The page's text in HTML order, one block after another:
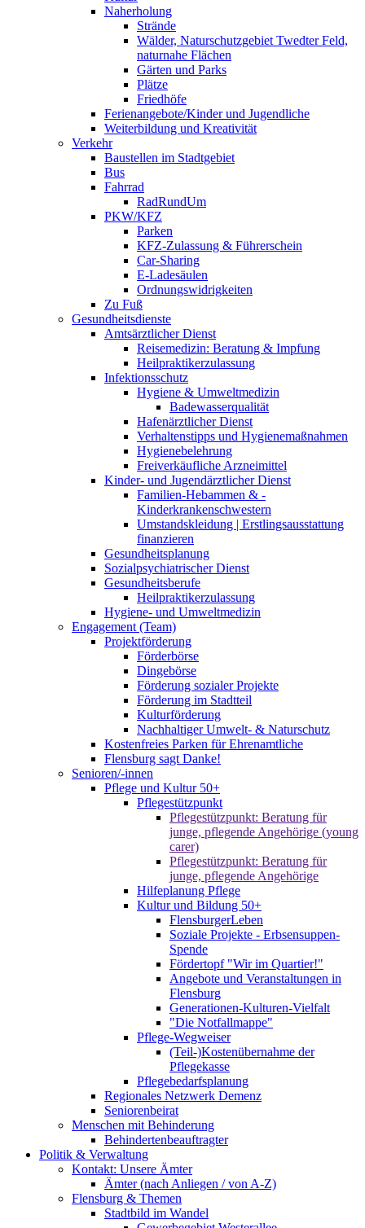
Naherholung
Strände
Wälder, Naturschutzgebiet Twedter Feld,
naturnahe Flächen
Gärten und Parks
Plätze
Friedhöfe
Ferienangebote/Kinder und Jugendliche
Weiterbildung und Kreativität
Verkehr
Baustellen im Stadtgebiet
Bus
Fahrrad
RadRundUm
PKW/KFZ
Parken
KFZ-Zulassung & Führerschein
Car-Sharing
E-Ladesäulen
Ordnungswidrigkeiten
Zu Fuß
Gesundheitsdienste
Amtsärztlicher Dienst
Reisemedizin: Beratung & Impfung
Heilpraktikerzulassung
Infektionsschutz
Hygiene & Umweltmedizin
Badewasserqualität
Hafenärztlicher Dienst
Verhaltenstipps und Hygienemaßnahmen
Hygienebelehrung
Freiverkäufliche Arzneimittel
Kinder- und Jugendärztlicher Dienst
Familien-Hebammen & -
Kinderkrankenschwestern
Umstandskleidung | Erstlingsausstattung
finanzieren
Gesundheitsplanung
Sozialpsychiatrischer Dienst
Gesundheitsberufe
Heilpraktikerzulassung
Hygiene- und Umweltmedizin
Engagement (Team)
Projektförderung
Förderbörse
Dingebörse
Förderung sozialer Projekte
Förderung im Stadtteil
Kulturförderung
Nachhaltiger Umwelt- & Naturschutz
Kostenfreies Parken für Ehrenamtliche
Flensburg sagt Danke!
Senioren/-innen
Pflege und Kultur 50+
Pflegestützpunkt
Pflegestützpunkt: Beratung für
junge, pflegende Angehörige (young
carer)
Pflegestützpunkt: Beratung für
junge, pflegende Angehörige
Hilfeplanung Pflege
Kultur und Bildung 50+
FlensburgerLeben
Soziale Projekte - Erbsensuppen-
Spende
Fördertopf "Wir im Quartier!"
Angebote und Veranstaltungen in
Flensburg
Generationen-Kulturen-Vielfalt
"Die Notfallmappe"
Pflege-Wegweiser
(Teil-)Kostenübernahme der
Pflegekasse
Pflegebedarfsplanung
Regionales Netzwerk Demenz
Seniorenbeirat
Menschen mit Behinderung
Behindertenbeauftragter
Politik & Verwaltung
Kontakt: Unsere Ämter
Ämter (nach Anliegen / von A-Z)
Flensburg & Themen
Stadtbild im Wandel